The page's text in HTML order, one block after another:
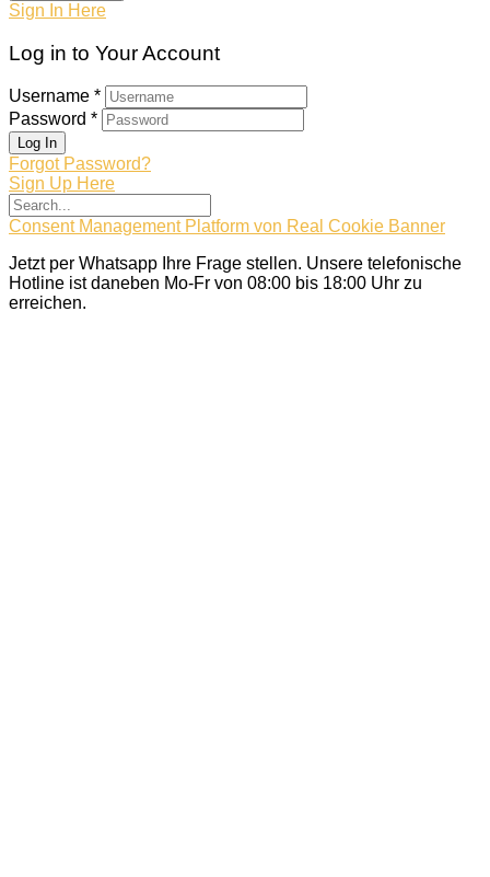
Sign In Here
Log in to Your Account
Username *
Password *
Log In
Forgot Password?
Sign Up Here
Consent Management Platform von Real Cookie Banner
Jetzt per Whatsapp Ihre Frage stellen. Unsere telefonische
Hotline ist daneben Mo-Fr von 08:00 bis 18:00 Uhr zu
erreichen.